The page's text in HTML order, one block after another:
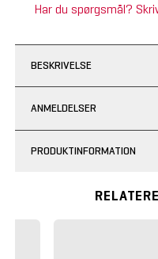
Har du spørgsmål?
BESKRIVELSE
ANMELDELSER
PRODUKTINFORMATION